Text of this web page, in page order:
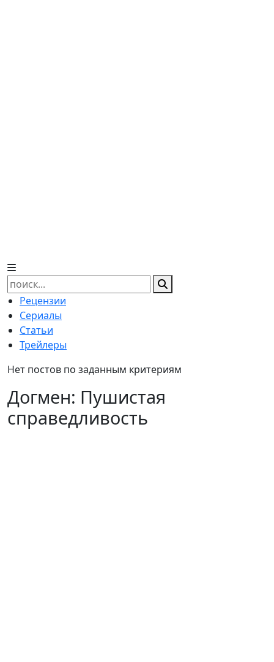
Найти:
Рецензии
Сериалы
Статьи
Трейлеры
Нет постов по заданным критериям
Догмен: Пушистая
справедливость